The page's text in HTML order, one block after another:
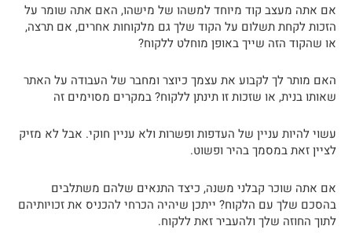
אם אתה מעצב קוד מיוחד למשהו של מישהו, האם אתה שומר על
הזכות לקחת תשלום על הקוד שלך גם מלקוחות אחרים, אם תרצה,
או שהקוד הזה שייך באופן מוחלט ללקוח?
האם מותר לך לקבוע את עצמך כיוצר ומחבר של העבודה על האתר
שאותו בנית, או שזכות זו תינתן ללקוח? במקרים מסוימים זה
עשוי להיות עניין של העדפות ופשרות ולא עניין חוקי. אבל לא מזיק
לציין זאת במסמך בהיר ופשוט.
אם אתה שוכר קבלני משנה, כיצד התנאים שלהם משתלבים
בהסכם שלך עם הלקוח? ייתכן שיהיה הכרחי להכניס את זכויותיהם
לתוך החוזה שלך ולהעביר זאת ללקוח.